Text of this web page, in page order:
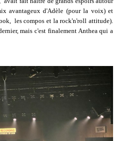
avantageux d'Adèle (pour la voix) et
les compos et la rock'n'roll attitude).
mais c'est finalement Anthea qui a